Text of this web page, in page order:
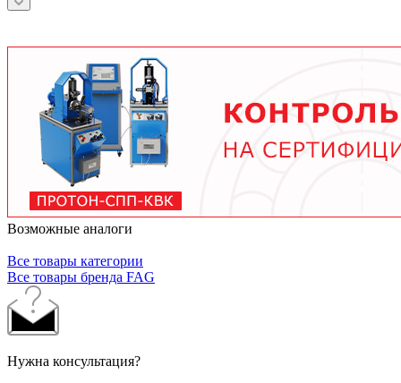
подшипника, скорости вращения, нагрузки и
тяжелых условиях до 2 лет при нормальной
эксплуатации. Используйте только
рекомендованные производителем смазочные
материалы.
Возможные аналоги
Все товары категории
Все товары бренда FAG
Нужна консультация?